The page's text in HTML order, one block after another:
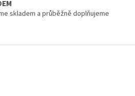
skladem a průběžně doplňujeme